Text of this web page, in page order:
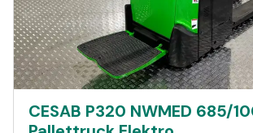
CESAB P320 NWMED 685/